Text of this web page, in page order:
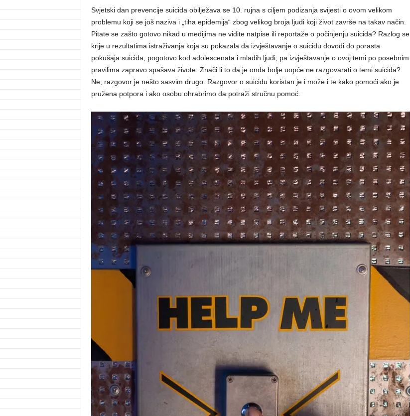
Svjetski dan prevencije suicida obilježava se 10. rujna s ciljem podizanja svijesti o ovom velikom
problemu koji se još naziva i „tiha epidemija“ zbog velikog broja ljudi koji život završe na takav način.
Pitate se zašto gotovo nikad u medijima ne vidite natpise ili reportaže o počinjenju suicida? Razlog se
krije u rezultatima istraživanja koja su pokazala da izvještavanje o suicidu dovodi do porasta
pokušaja suicida, pogotovo kod adolescenata i mladih ljudi, pa izvještavanje o ovoj temi po posebnim
pravilima zapravo spašava živote. Znači li to da je onda bolje uopće ne razgovarati o temi suicida?
Ne, razgovor je nešto sasvim drugo. Razgovor o suicidu koristan je i može i te kako pomoći ako je
pružena potpora i ako osobu ohrabrimo da potraži stručnu pomoć.